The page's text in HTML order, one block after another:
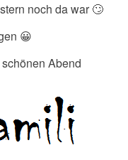
noch da war 🙄
😀
Abend